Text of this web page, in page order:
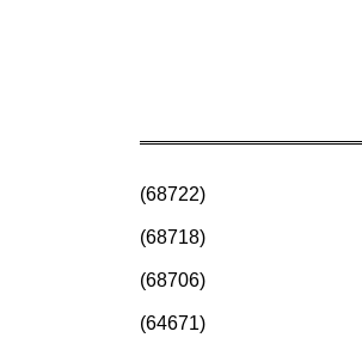
(68722)
(68718)
(68706)
(64671)